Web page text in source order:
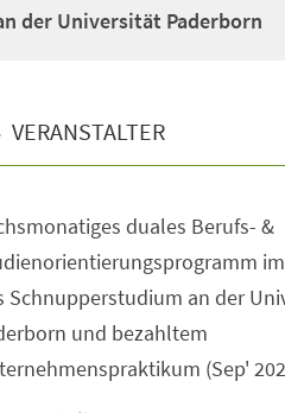
der Universität Paderborn
VERANSTALTER
duales Berufs- &
Schnupperstudium an der
und bezahltem
(Sep'